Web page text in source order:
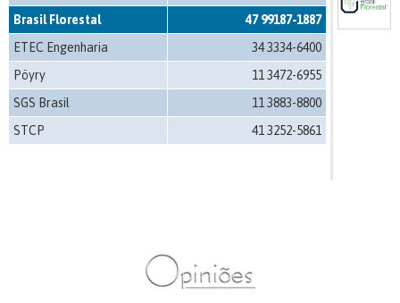
Brasil Florestal
47 99187-1887
ETEC Engenharia
34 3334-6400
Pöyry
11 3472-6955
SGS Brasil
11 3883-8800
STCP
41 3252-5861